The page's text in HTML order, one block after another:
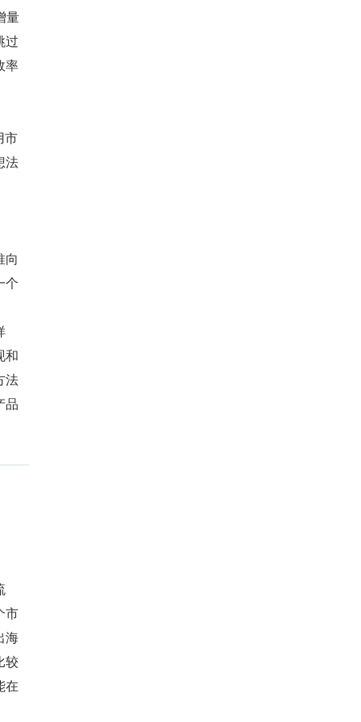
量
过
率
市
法
向
个
和
法
品
市
海
较
在